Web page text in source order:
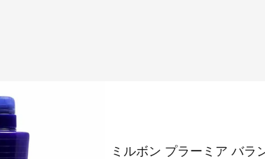
ミルボン プラーミア バラ